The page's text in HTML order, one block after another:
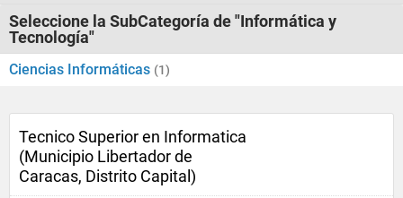
Seleccione la SubCategoría de "Informática y
Tecnología"
Ciencias Informáticas (1)
Tecnico Superior en Informatica
(Municipio Libertador de
Caracas, Distrito Capital)